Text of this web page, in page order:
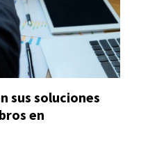
sus soluciones
en